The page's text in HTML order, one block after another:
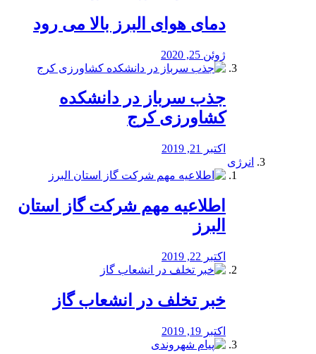
دمای هوای البرز بالا می رود
ژوئن 25, 2020
جذب سرباز در دانشکده
کشاورزی کرج
اکتبر 21, 2019
انرژی
️اطلاعیه مهم شرکت گاز استان
البرز
اکتبر 22, 2019
خبر تخلف در انشعاب گاز
اکتبر 19, 2019